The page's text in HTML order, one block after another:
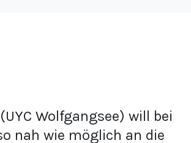
Wolfgangsee) will bei
nah wie möglich an die